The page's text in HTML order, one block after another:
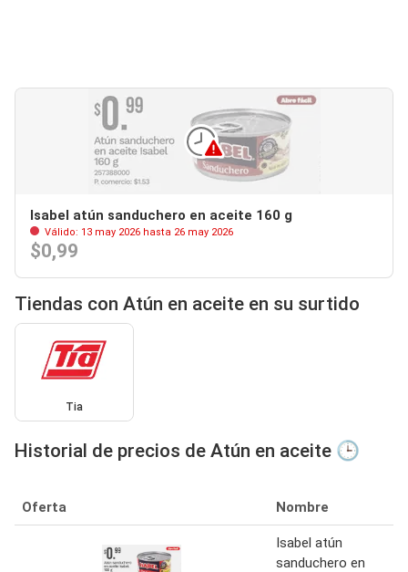
Isabel atún sanduchero en aceite 160 g
Válido: 13 may 2026 hasta 26 may 2026
$0,99
Tiendas con Atún en aceite en su surtido
Tia
Historial de precios de Atún en aceite 🕒
Oferta Nombre
Isabel atún
sanduchero en